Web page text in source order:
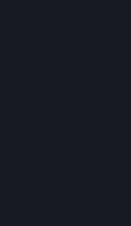
Perlu diingat bahwa
dibatalkan,
lagi, tapi kamu masih
keuntungannya
Dalam jangka waktu
, kamu bisa
Steam dan aksesoris